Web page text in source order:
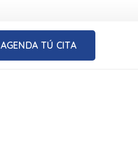
AGENDA TÚ CITA